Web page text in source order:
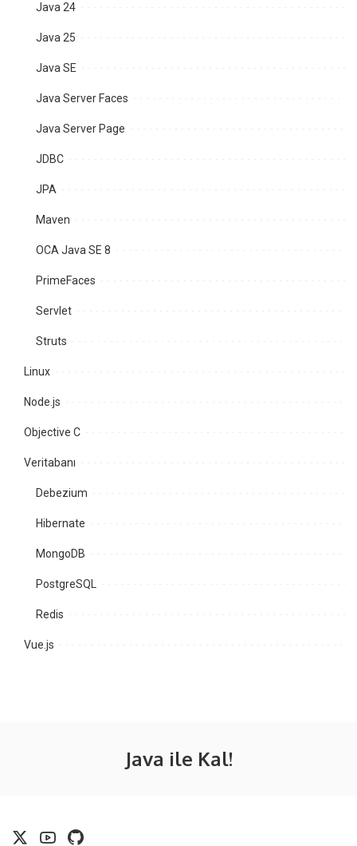
Java 24
Java 25
Java SE
Java Server Faces
Java Server Page
JDBC
JPA
Maven
OCA Java SE 8
PrimeFaces
Servlet
Struts
Linux
Node.js
Objective C
Veritabanı
Debezium
Hibernate
MongoDB
PostgreSQL
Redis
Vue.js
Java ile Kal!